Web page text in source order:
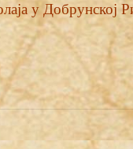
у Добрунској